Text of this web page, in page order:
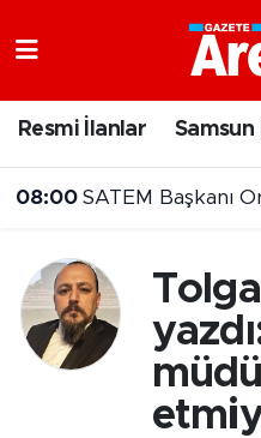
Resmi İlanlar Samsun
Samsun Namaz
Trafik Durumu
Süper Lig Puan
Tüm Manşetler